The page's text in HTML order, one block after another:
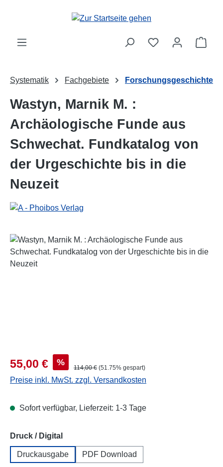
Zum Hauptinhalt springen
Systematik Fachgebiete Forschungsgeschichte
Wastyn, Marnik M. :
Archäologische Funde aus
Schwechat. Fundkatalog von
der Urgeschichte bis in die
Neuzeit
Bildergalerie überspringen
Verkaufspreis:
55,00 € % Regulärer Preis:
114,00 € (51.75% gespart)
Preise inkl. MwSt. zzgl. Versandkosten
Sofort verfügbar, Lieferzeit: 1-3 Tage
Druck / Digitalauswählen
Druckausgabe PDF Download